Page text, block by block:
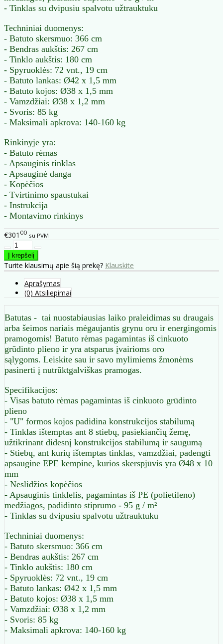
- Tinklas su dvipusiu spalvotu užtrauktuku
Techniniai duomenys:
- Batuto skersmuo: 366 cm
- Bendras aukštis: 267 cm
- Tinklo aukštis: 180 cm
- Spyruoklės: 72 vnt., 19 cm
- Batuto lankas: Ø42 x 1,5 mm
- Batuto kojos: Ø38 x 1,5 mm
- Vamzdžiai: Ø38 x 1,2 mm
- Svoris: 85 kg
- Maksimali apkrova: 140-160 kg
Rinkinyje yra:
- Batuto rėmas
- Apsauginis tinklas
- Apsauginė danga
- Kopėčios
- Tvirtinimo spaustukai
- Instrukcija
- Montavimo rinkinys
€301 00 su PVM
Turite klausimų apie šią prekę? Klauskite
Aprašymas
(0) Atsiliepimai
Batutas - tai nuostabiausias laiko praleidimas su draugais
arba šeimos nariais mėgaujantis grynu oru ir energingomis
pramogomis! Batuto rėmas pagamintas iš cinkuoto
grūdinto plieno ir yra atsparus įvairioms oro
sąlygoms. Leiskite sau ir savo mylimiems žmonėms
pasinerti į nutrūktgalviškas pramogas.
Specifikacijos:
- Visas batuto rėmas pagamintas iš cinkuoto grūdinto
plieno
- "U" formos kojos padidina konstrukcijos stabilumą
- Tinklas ištemptas ant 8 stiebų, pasiekiančių žemę,
užtikrinant didesnį konstrukcijos stabilumą ir saugumą
- Stiebų, ant kurių ištemptas tinklas, vamzdžiai, padengti
apsaugine EPE kempine, kurios skerspjūvis yra Ø48 x 10
mm
- Neslidžios kopėčios
- Apsauginis tinklelis, pagamintas iš PE (polietileno)
medžiagos, padidinto stiprumo - 95 g / m²
- Tinklas su dvipusiu spalvotu užtrauktuku
Techniniai duomenys:
- Batuto skersmuo: 366 cm
- Bendras aukštis: 267 cm
- Tinklo aukštis: 180 cm
- Spyruoklės: 72 vnt., 19 cm
- Batuto lankas: Ø42 x 1,5 mm
- Batuto kojos: Ø38 x 1,5 mm
- Vamzdžiai: Ø38 x 1,2 mm
- Svoris: 85 kg
- Maksimali apkrova: 140-160 kg